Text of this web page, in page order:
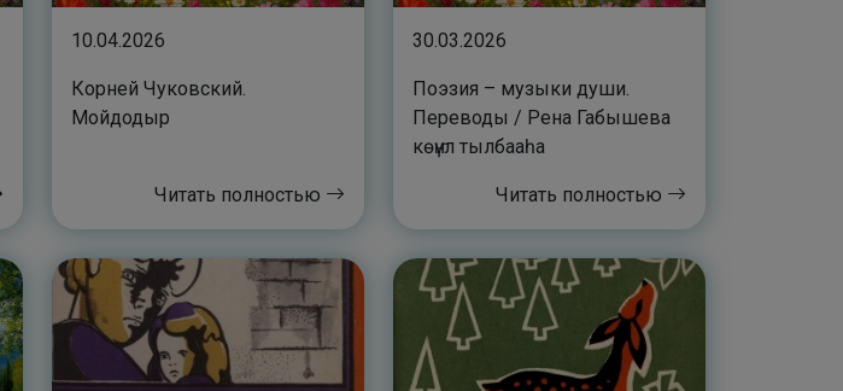
10.04.2026
Корней Чуковский.
Мойдодыр
Читать полностью
30.03.2026
Поэзия – музыки души.
Переводы / Рена Габышева
көҥүл тылбааһа
Читать полностью